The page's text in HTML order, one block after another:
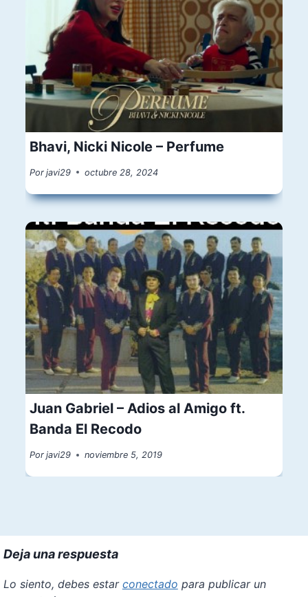
Bhavi, Nicki Nicole – Perfume
Por javi29 octubre 28, 2024
Juan Gabriel – Adios al Amigo ft.
Banda El Recodo
Por javi29 noviembre 5, 2019
Deja una respuesta
Lo siento, debes estar conectado para publicar un